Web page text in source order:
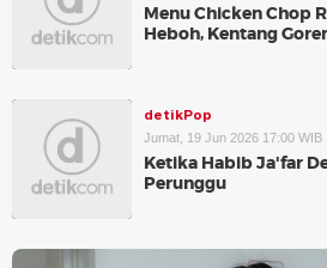
Menu Chicken Chop
Heboh, Kentang
detikPop
Jumat, 19 Jun 2026 17:00 WIB
Ketika Habib Ja'far
Perunggu